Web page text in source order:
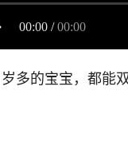
00:00 / 00:00
多的宝宝，都能